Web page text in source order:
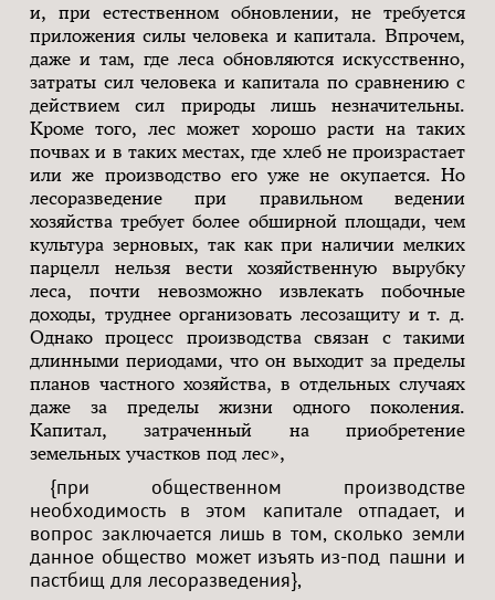
и, при естественном обновлении, не требуется
приложения силы человека и капитала. Впрочем,
даже и там, где леса обновляются искусственно,
затраты сил человека и капитала по сравнению с
действием сил природы лишь незначительны.
Кроме того, лес может хорошо расти на таких
почвах и в таких местах, где хлеб не произрастает
или же производство его уже не окупается. Но
лесоразведение при правильном ведении
хозяйства требует более обширной площади, чем
культура зерновых, так как при наличии мелких
парцелл нельзя вести хозяйственную вырубку
леса, почти невозможно извлекать побочные
доходы, труднее организовать лесозащиту и т. д.
Однако процесс производства связан с такими
длинными периодами, что он выходит за пределы
планов частного хозяйства, в отдельных случаях
даже за пределы жизни одного поколения.
Капитал, затраченный на приобретение
земельных участков под лес»,
{при общественном производстве
необходимость в этом капитале отпадает, и
вопрос заключается лишь в том, сколько земли
данное общество может изъять из-под пашни и
пастбищ для лесоразведения},